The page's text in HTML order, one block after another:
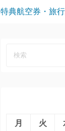
特典航空券・旅
月
火